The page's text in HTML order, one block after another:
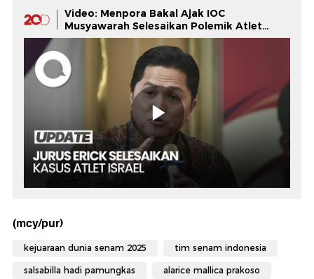
Video: Menpora Bakal Ajak IOC
Musyawarah Selesaikan Polemik Atlet
Israel
(mcy/pur)
kejuaraan dunia senam 2025 tim senam indonesia
salsabilla hadi pamungkas alarice mallica prakoso